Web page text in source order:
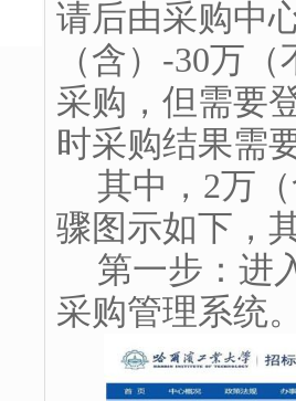
请后由采购中
（含） -30万（
采购，但需要
时采购结果需
其中， 2万
骤图示如下，
第一步：进
采购管理系统